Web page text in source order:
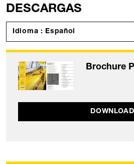
DESCARGAS
Idioma : Español
Brochure
DOWNLOAD